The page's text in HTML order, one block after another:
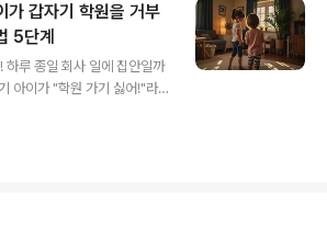
!많은 분들이 ‘육아휴직을 쓰
까?’ 하고 헷갈려 하세요. 하
다:💡 육아휴직 급여는 회사
고용보험에서 지급됩니다.즉,
라 고용노동부 산하 근로복
.💬 육아휴직 급여 수급 조건
가 갑자기 학원을 거부
5단계
하루 종일 회사 일에 집안일까
아이가 "학원 가기 싫어!"라
게 대처해야 하는지, 단계별
."오늘은 학원 가기 싫구나. 무